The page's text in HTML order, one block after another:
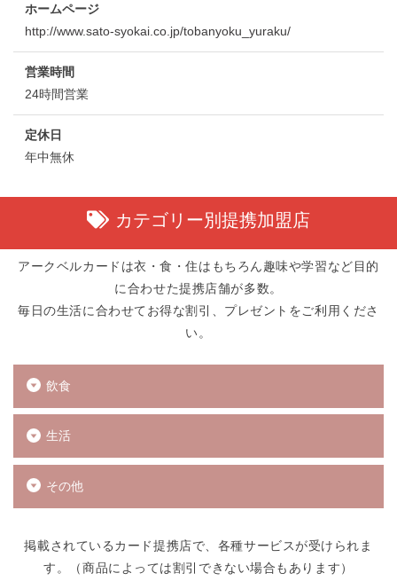
ホームページ
http://www.sato-syokai.co.jp/tobanyoku_yuraku/
営業時間
24時間営業
定休日
年中無休
カテゴリー別提携加盟店
アークベルカードは衣・食・住はもちろん趣味や学習など目的
に合わせた提携店舗が多数。
毎日の生活に合わせてお得な割引、プレゼントをご利用くださ
い。
飲食
生活
その他
掲載されているカード提携店で、各種サービスが受けられま
す。（商品によっては割引できない場合もあります）